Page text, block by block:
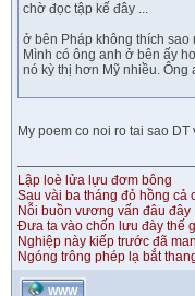
chờ đọc tập kế đây ...
ở bên Pháp không thích sao
Mình có ông anh ở bên ấy
nó kỳ thị hơn Mỹ nhiều.
My poem co noi ro tai sao
Lập loè lửa lựu đơm bông
Sau vài ba tháng đỏ hồng cả
Nỗi buồn vương vấn đâu đây
Đưa ta vào chốn lưu đày thế
Nghiệp này kiếp trước đã
Ngóng trông phép lạ bắt
WWW